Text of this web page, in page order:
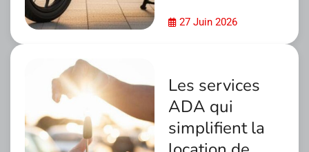
27 Juin 2026
Les services
ADA qui
simplifient la